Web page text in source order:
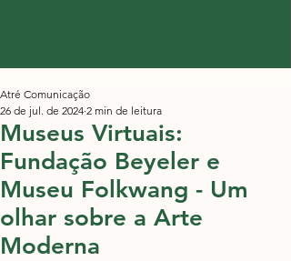
Museus Virtuais:
Fundação Beyeler e
Museu Folkwang - Um
olhar sobre a Arte
Moderna
Atré Comunicação
26 de jul. de 2024 2 min de leitura